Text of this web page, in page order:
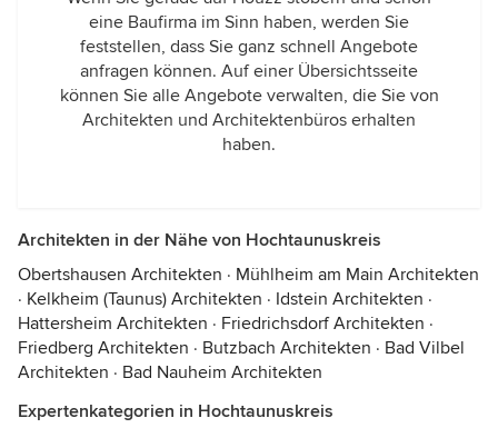
eine Baufirma im Sinn haben, werden Sie
feststellen, dass Sie ganz schnell Angebote
anfragen können. Auf einer Übersichtsseite
können Sie alle Angebote verwalten, die Sie von
Architekten und Architektenbüros erhalten
haben.
Architekten in der Nähe von Hochtaunuskreis
Obertshausen Architekten · Mühlheim am Main Architekten
· Kelkheim (Taunus) Architekten · Idstein Architekten ·
Hattersheim Architekten · Friedrichsdorf Architekten ·
Friedberg Architekten · Butzbach Architekten · Bad Vilbel
Architekten · Bad Nauheim Architekten
Expertenkategorien in Hochtaunuskreis